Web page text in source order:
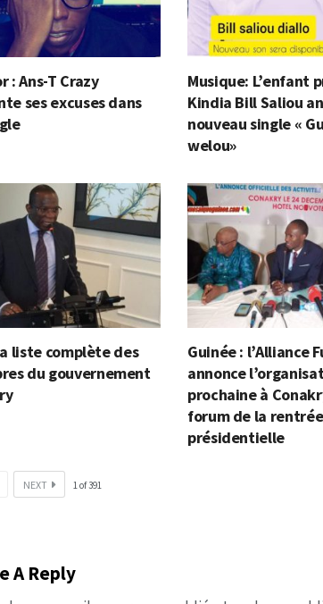
: Ans-T Crazy
ses excuses dans
Musique: L’enfant
Kindia Bill Saliou
nouveau single «
welou»
liste complète des
du gouvernement
Guinée : l’Alliance
annonce
prochaine à
forum de la rentrée
présidentielle
NEXT 1of391
A Reply